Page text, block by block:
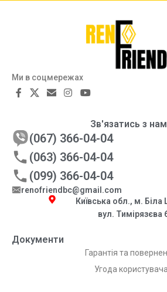
Ми в соцмережах
Документи
Гарантія та
Угода користувача
Зв'язатись з
(067) 366-04-04
(063) 366-04-04
(099) 366-04-04
renofriendbc@gmail.com
Київська обл., м. Біла
вул. Тимірязєва